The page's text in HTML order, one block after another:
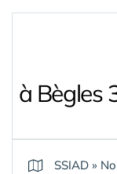
à Bègles
SSIAD »